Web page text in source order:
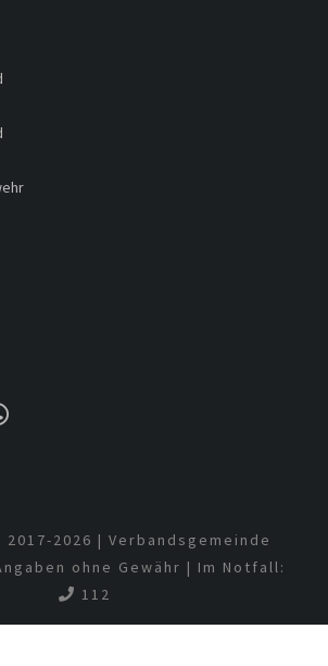
2026 | Verbandsgemeinde
ohne Gewähr | Im Notfall:
112